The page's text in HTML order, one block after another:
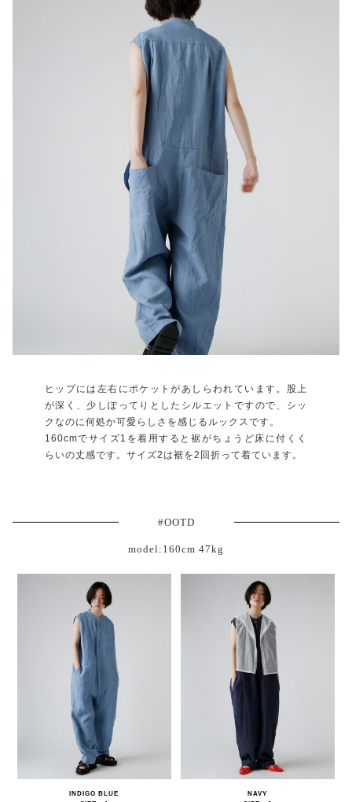
ヒップには左右にポケットがあしらわれています。股上
が深く、少しぽってりとしたシルエットですので、シッ
クなのに何処か可愛らしさを感じるルックスです。
160cmでサイズ1を着用すると裾がちょうど床に付くく
らいの丈感です。サイズ2は裾を2回折って着ています。
#OOTD
model:160cm 47kg
INDIGO BLUE
NAVY